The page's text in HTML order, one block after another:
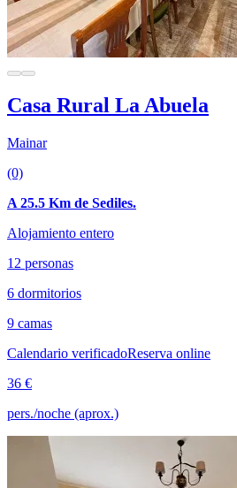
Casa Rural La Abuela
Mainar
(0)
A 25.5 Km de Sediles.
Alojamiento entero
12 personas
6 dormitorios
9 camas
Calendario verificadoReserva online
36 €
pers./noche (aprox.)